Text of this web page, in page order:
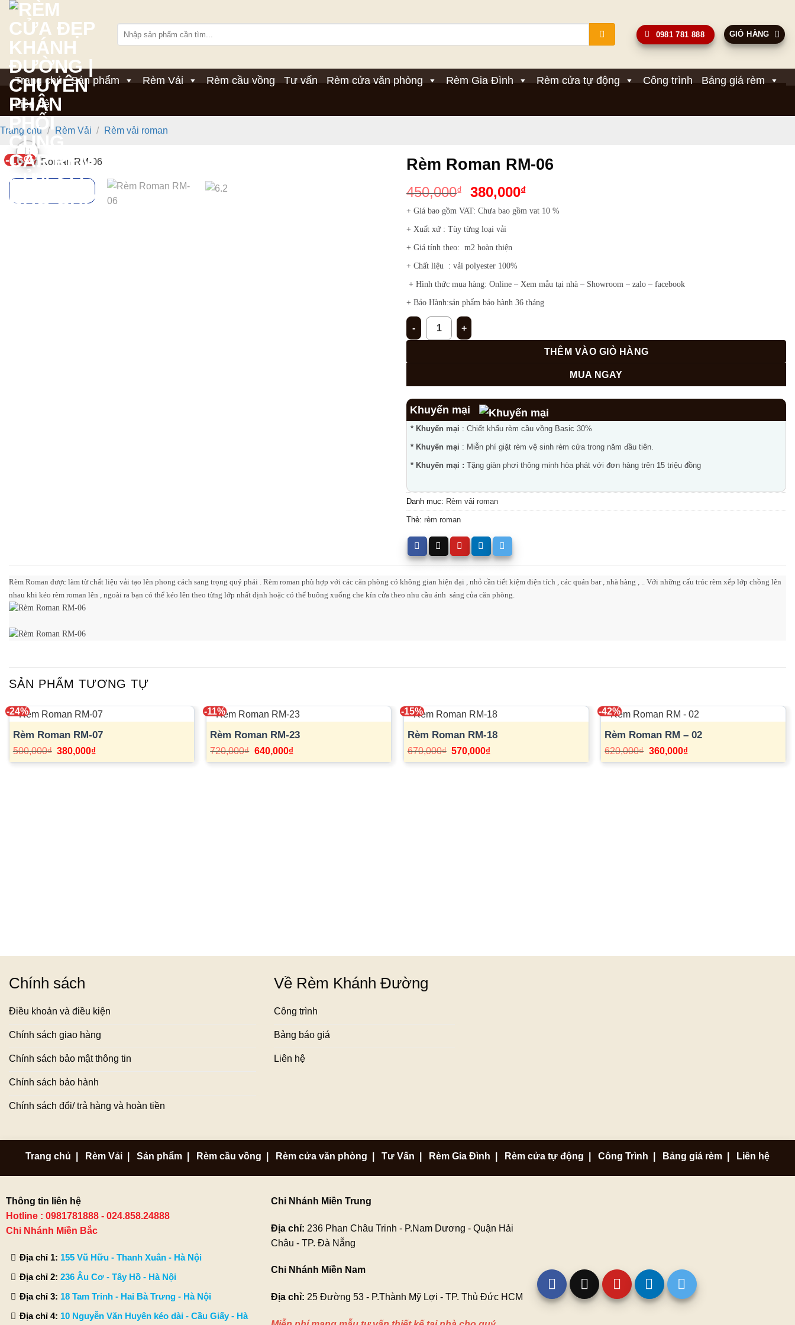
Bỏ
qua
nội
dung
kiếm:
0981 781 888 GIỎ HÀNG
Trang chủ Sản phẩm Rèm Vải Rèm cầu vồng Tư vấn Rèm cửa văn phòng Rèm Gia Đình Rèm cửa tự động Công trình
Bảng giá rèm
Liên hệ
Trang chủ / Rèm Vải / Rèm vải roman
-16% Rèm Roman RM-06
450,000₫
Giá
gốc
450,000₫.
380,000₫Giá
hiện
+ Giá bao gồm VAT: Chưa bao gồm vat 10 %
+ Xuất xứ : Tùy từng loại vải
+ Giá tính theo: m2 hoàn thiện
+ Chất liệu : vải polyester 100%
+ Hình thức mua hàng: Online – Xem mẫu tại nhà – Showroom – zalo – facebook
+ Bảo Hành:sản phẩm bảo hành 36 tháng
Rèm Roman RM-06 số lượng
THÊM VÀO GIỎ HÀNG
MUA NGAY
Khuyến mại
* Khuyến mại : Chiết khấu rèm cầu vồng Basic 30%
* Khuyến mại : Miễn phí giặt rèm vệ sinh rèm cửa trong năm đầu tiên.
* Khuyến mại : Tặng giàn phơi thông minh hòa phát với đơn hàng trên 15 triệu đồng
Danh mục: Rèm vải roman
Thẻ: rèm roman
Rèm Roman được làm từ chất liệu vải tạo lên phong cách sang trọng quý phái . Rèm roman phù hợp với các căn phòng có không gian hiện đại , nhỏ cần tiết kiệm diện tích , các quán bar , nhà hàng , .. Với những cấu trúc rèm xếp lớp chồng lên
nhau khi kéo rèm roman lên , ngoài ra bạn có thể kéo lên theo từng lớp nhất định hoặc có thể buông xuống che kín cửa theo nhu cầu ánh sáng của căn phòng.
SẢN PHẨM TƯƠNG TỰ
-24%
Rèm Roman RM-07
500,000₫ Giá
380,000₫Giá
-11%
Rèm Roman RM-23
720,000₫ Giá
640,000₫Giá
-15%
Rèm Roman RM-18
670,000₫ Giá
570,000₫Giá
-42%
Rèm Roman RM – 02
620,000₫ Giá
360,000₫Giá
Chính sách
Điều khoản và điều kiện
Chính sách giao hàng
Chính sách bảo mật thông tin
Chính sách bảo hành
Chính sách đổi/ trả hàng và hoàn tiền
Về Rèm Khánh Đường
Công trình
Bảng báo giá
Liên hệ
Trang chủ Rèm Vải Sản phẩm Rèm cầu vồng Rèm cửa văn phòng Tư Vấn Rèm Gia Đình Rèm cửa tự động Công Trình Bảng giá rèm Liên hệ
Thông tin liên hệ
Hotline : 0981781888 - 024.858.24888
Chi Nhánh Miền Bắc
Địa chỉ 1: 155 Vũ Hữu - Thanh Xuân - Hà Nội
Địa chỉ 2: 236 Âu Cơ - Tây Hồ - Hà Nội
Địa chỉ 3: 18 Tam Trinh - Hai Bà Trưng - Hà Nội
Địa chỉ 4: 10 Nguyễn Văn Huyên kéo dài - Cầu Giấy - Hà
Chi Nhánh Miền Trung
Địa chỉ: 236 Phan Châu Trinh - P.Nam Dương - Quận Hải
Châu - TP. Đà Nẵng
Chi Nhánh Miền Nam
Địa chỉ: 25 Đường 53 - P.Thành Mỹ Lợi - TP. Thủ Đức HCM